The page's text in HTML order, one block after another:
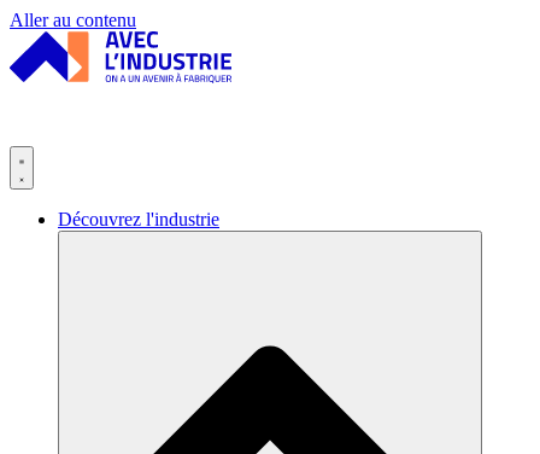
Panneau de gestion des cookies
Aller au contenu
Découvrez l'industrie